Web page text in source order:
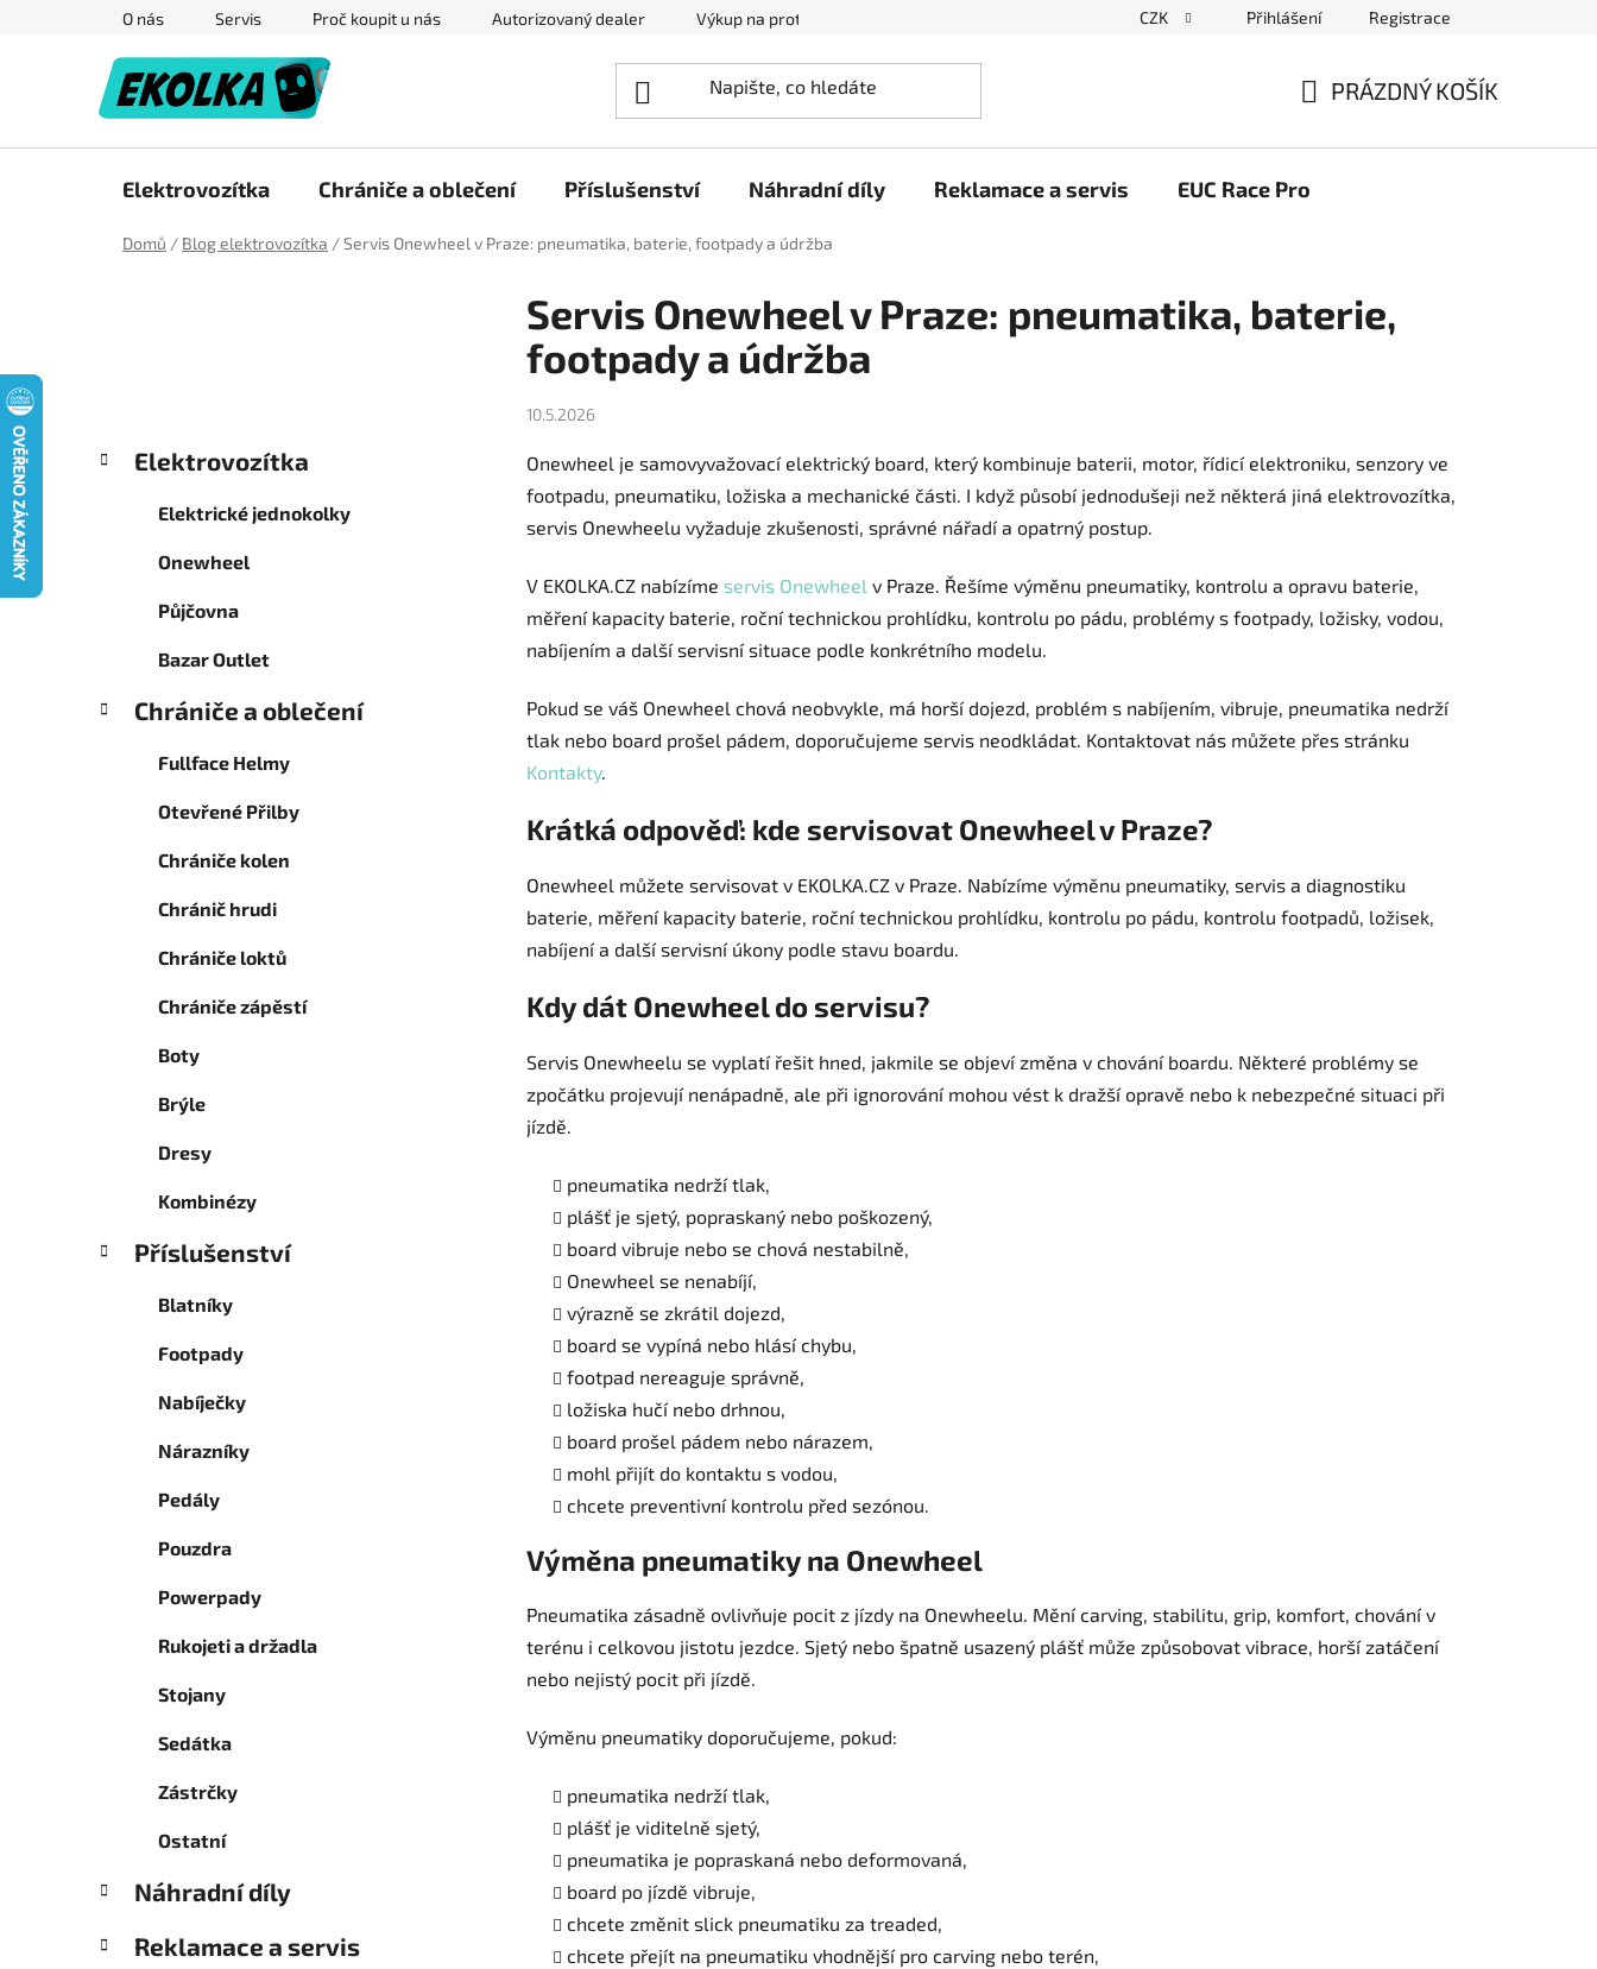
O nás Servis Proč koupit u nás Autorizovaný dealer Výkup na protiúčet Blog elektrovozítka Obchodní podmínky
CZK Přihlášení Registrace
PRÁZDNÝ KOŠÍK
Elektrovozítka Chrániče a oblečení Příslušenství Náhradní díly Reklamace a servis EUC Race Pro
Domů / Blog elektrovozítka /Servis Onewheel v Praze: pneumatika, baterie, footpady a údržba
n
kategorie
a
Elektrovozítka
Elektrické jednokolky
Onewheel
Půjčovna
Bazar Outlet
Chrániče a oblečení
Fullface Helmy
Otevřené Přilby
Chrániče kolen
Chránič hrudi
Chrániče loktů
Chrániče zápěstí
Boty
Brýle
Dresy
Kombinézy
Příslušenství
Blatníky
Footpady
Nabíječky
Nárazníky
Pedály
Pouzdra
Powerpady
Rukojeti a držadla
Stojany
Sedátka
Zástrčky
Ostatní
Náhradní díly
Reklamace a servis
Servis Onewheel v Praze: pneumatika, baterie,
footpady a údržba
10.5.2026
Onewheel je samovyvažovací elektrický board, který kombinuje baterii, motor, řídicí elektroniku, senzory ve
footpadu, pneumatiku, ložiska a mechanické části. I když působí jednodušeji než některá jiná elektrovozítka,
servis Onewheelu vyžaduje zkušenosti, správné nářadí a opatrný postup.
V EKOLKA.CZ nabízíme servis Onewheel v Praze. Řešíme výměnu pneumatiky, kontrolu a opravu baterie,
měření kapacity baterie, roční technickou prohlídku, kontrolu po pádu, problémy s footpady, ložisky, vodou,
nabíjením a další servisní situace podle konkrétního modelu.
Pokud se váš Onewheel chová neobvykle, má horší dojezd, problém s nabíjením, vibruje, pneumatika nedrží
tlak nebo board prošel pádem, doporučujeme servis neodkládat. Kontaktovat nás můžete přes stránku
Kontakty.
Krátká odpověď: kde servisovat Onewheel v Praze?
Onewheel můžete servisovat v EKOLKA.CZ v Praze. Nabízíme výměnu pneumatiky, servis a diagnostiku
baterie, měření kapacity baterie, roční technickou prohlídku, kontrolu po pádu, kontrolu footpadů, ložisek,
nabíjení a další servisní úkony podle stavu boardu.
Kdy dát Onewheel do servisu?
Servis Onewheelu se vyplatí řešit hned, jakmile se objeví změna v chování boardu. Některé problémy se
zpočátku projevují nenápadně, ale při ignorování mohou vést k dražší opravě nebo k nebezpečné situaci při
jízdě.
pneumatika nedrží tlak,
plášť je sjetý, popraskaný nebo poškozený,
board vibruje nebo se chová nestabilně,
Onewheel se nenabíjí,
výrazně se zkrátil dojezd,
board se vypíná nebo hlásí chybu,
footpad nereaguje správně,
ložiska hučí nebo drhnou,
board prošel pádem nebo nárazem,
mohl přijít do kontaktu s vodou,
chcete preventivní kontrolu před sezónou.
Výměna pneumatiky na Onewheel
Pneumatika zásadně ovlivňuje pocit z jízdy na Onewheelu. Mění carving, stabilitu, grip, komfort, chování v
terénu i celkovou jistotu jezdce. Sjetý nebo špatně usazený plášť může způsobovat vibrace, horší zatáčení
nebo nejistý pocit při jízdě.
Výměnu pneumatiky doporučujeme, pokud:
pneumatika nedrží tlak,
plášť je viditelně sjetý,
pneumatika je popraskaná nebo deformovaná,
board po jízdě vibruje,
chcete změnit slick pneumatiku za treaded,
chcete přejít na pneumatiku vhodnější pro carving nebo terén,